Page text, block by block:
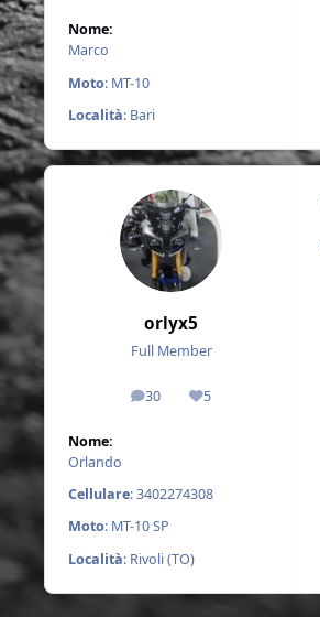
Nome:
Marco
Moto: MT-10
Località: Bari
orlyx5
Full Member
30
messaggi5
Reputazione
Nome:
Orlando
Cellulare: 3402274308
Moto: MT-10 SP
Località: Rivoli (TO)